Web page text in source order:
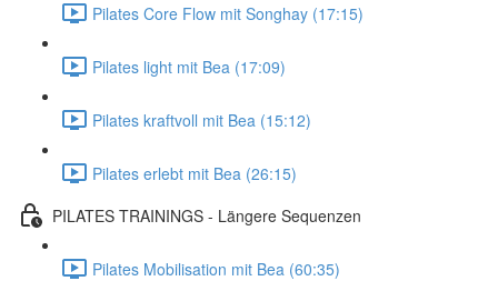
Pilates Core Flow mit Songhay (17:15)
Pilates light mit Bea (17:09)
Pilates kraftvoll mit Bea (15:12)
Pilates erlebt mit Bea (26:15)
PILATES TRAININGS - Längere Sequenzen
Pilates Mobilisation mit Bea (60:35)